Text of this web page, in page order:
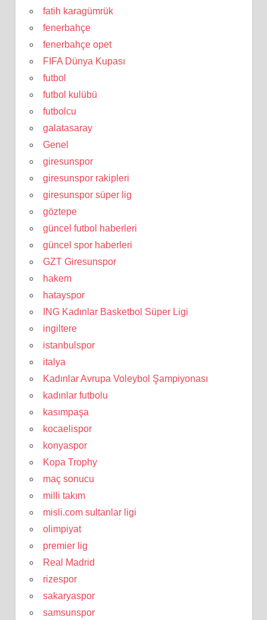
fatih karagümrük
fenerbahçe
fenerbahçe opet
FIFA Dünya Kupası
futbol
futbol kulübü
futbolcu
galatasaray
Genel
giresunspor
giresunspor rakipleri
giresunspor süper lig
göztepe
güncel futbol haberleri
güncel spor haberleri
GZT Giresunspor
hakem
hatayspor
ING Kadınlar Basketbol Süper Ligi
ingiltere
istanbulspor
italya
Kadınlar Avrupa Voleybol Şampiyonası
kadınlar futbolu
kasımpaşa
kocaelispor
konyaspor
Kopa Trophy
maç sonucu
milli takım
misli.com sultanlar ligi
olimpiyat
premier lig
Real Madrid
rizespor
sakaryaspor
samsunspor